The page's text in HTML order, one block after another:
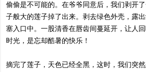
偷偷是不可能的。在爷爷同意后，我们剥开
子般大的莲子掉了出来。剥去绿色外壳，露
塞入口中。一股清香在唇齿间蔓延开，让人
时光，是忘却酷暑的快乐！
摘完了莲子，天色已经全黑，这时，我们突